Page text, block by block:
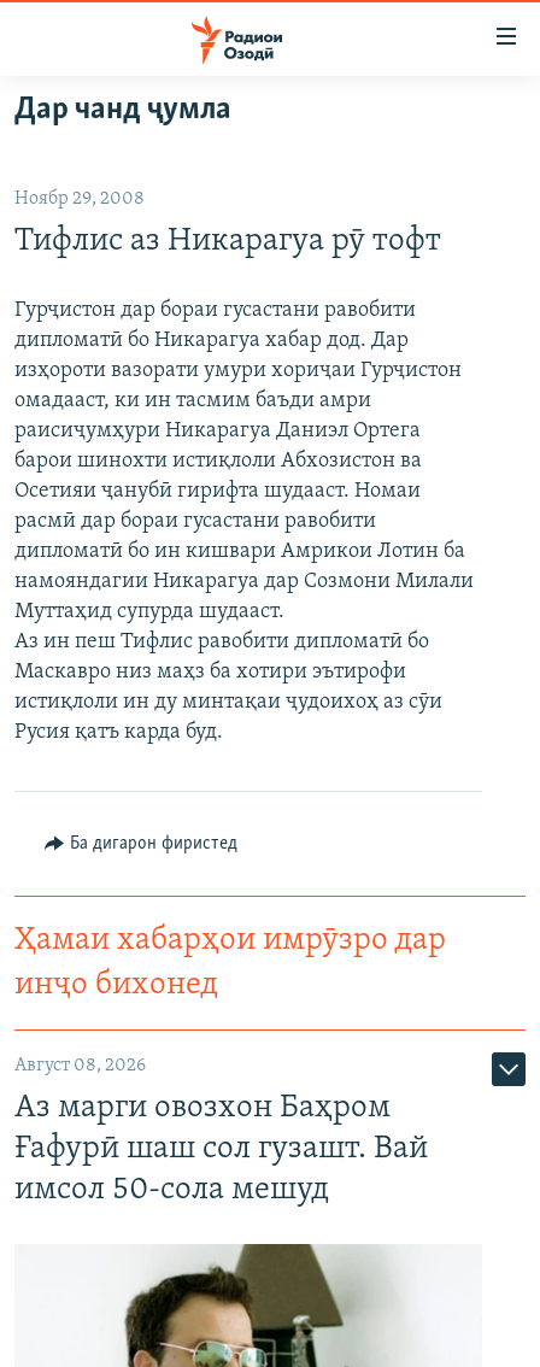
Ҷаҳиш
ба
аслӣ
Ҷаҳиш
ба
аслӣ
Ҷаҳиш
ба
ҷустор
ГӮШАҲО
ҶОМЕА
ҚАЗИЯИ "КРОКУС"
ОСИЁИ МАРКАЗӢ
МЕҲМОНИ ОЗОДӢ
РӮЗГОРИ МУҲОҶИР
САЛОМ, ХОҲАР
ТАҲҚИҚОТ
ҶАНГ ДАР УКРАИНА
НАЗАРИ МАРДУМ
БЛОГИСТОН
ОЗОДӢ ОНЛАЙН
ЧАНДРАСОНАӢ
НИГОРИСТОН
ГУЗОРИШҲОИ РАДИОӢ
РӮЙХАТҲО
КИТОБҲОИ ОЗОДӢ
Русский
ПАЙГИРӢ КУНЕД
Дар чанд ҷумла
Ноябр 29, 2008
Тифлис аз Никарагуа рӯ тофт
Гурҷистон дар бораи гусастани равобити
дипломатӣ бо Никарагуа хабар дод. Дар
изҳороти вазорати умури хориҷаи Гурҷистон
омадааст, ки ин тасмим баъди амри
раисиҷумҳури Никарагуа Даниэл Ортега
барои шинохти истиқлоли Абхозистон ва
Осетияи ҷанубӣ гирифта шудааст. Номаи
расмӣ дар бораи гусастани равобити
дипломатӣ бо ин кишвари Амрикои Лотин ба
намояндагии Никарагуа дар Созмони Милали
Муттаҳид супурда шудааст.
Аз ин пеш Тифлис равобити дипломатӣ бо
Маскавро низ маҳз ба хотири эътирофи
истиқлоли ин ду минтақаи ҷудоихоҳ аз сӯи
Русия қатъ карда буд.
Ба дигарон фиристед
Ҳамаи хабарҳои имрӯзро дар
инҷо бихонед
Август 08, 2026
Аз марги овозхон Баҳром
Ғафурӣ шаш сол гузашт. Вай
имсол 50-сола мешуд